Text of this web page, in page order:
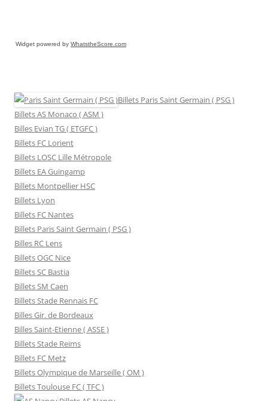
Widget powered by WhatstheScore.com
Billets Paris Saint Germain ( PSG )
Billets AS Monaco ( ASM )
Billes Evian TG ( ETGFC )
Billets FC Lorient
Billets LOSC Lille Métropole
Billets EA Guingamp
Billets Montpellier HSC
Billets Lyon
Billets FC Nantes
Billets Paris Saint Germain ( PSG )
Billes RC Lens
Billets OGC Nice
Billets SC Bastia
Billets SM Caen
Billets Stade Rennais FC
Billes Gir. de Bordeaux
Billes Saint-Etienne ( ASSE )
Billets Stade Reims
Billets FC Metz
Billets Olympique de Marseille ( OM )
Billets Toulouse FC ( TFC )